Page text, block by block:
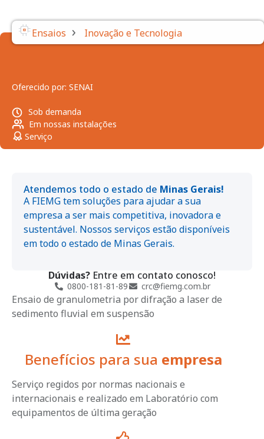
Ensaios › Inovação e Tecnologia
Oferecido por: SENAI
Sob demanda
Em nossas instalações
Serviço
Ensaio de granulometria por difração a laser de
sedimento fluvial em suspensão
Benefícios para sua empresa
Serviço regidos por normas nacionais e
internacionais e realizado em Laboratório com
equipamentos de última geração
Atendemos todo o estado de Minas Gerais!
A FIEMG tem soluções para ajudar a sua
empresa a ser mais competitiva, inovadora e
sustentável. Nossos serviços estão disponíveis
em todo o estado de Minas Gerais.
Dúvidas? Entre em contato conosco!
0800-181-81-89 crc@fiemg.com.br